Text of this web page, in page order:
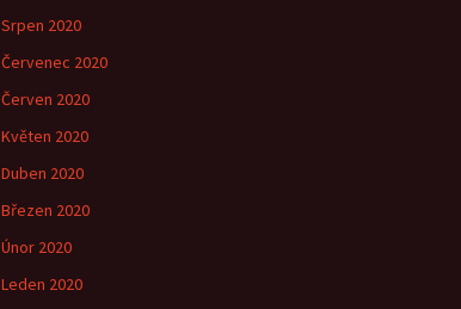
Srpen 2020
Červenec 2020
Červen 2020
Květen 2020
Duben 2020
Březen 2020
Únor 2020
Leden 2020